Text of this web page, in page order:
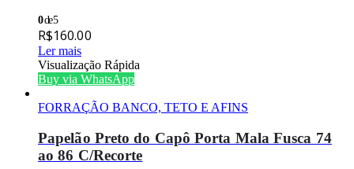
0de 5
R$160.00
Ler mais
Visualização Rápida
Buy via WhatsApp
FORRAÇÃO BANCO, TETO E AFINS
Papelão Preto do Capô Porta Mala Fusca 74
ao 86 C/Recorte